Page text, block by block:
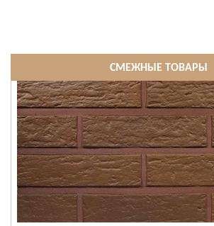
СМЕЖНЫЕ ТОВАРЫ